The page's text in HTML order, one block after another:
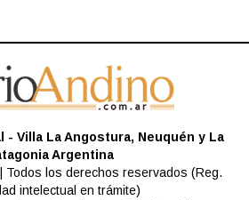
- Villa La Angostura, Neuquén y La
Argentina
Todos los derechos reservados (Reg.
intelectual en trámite)